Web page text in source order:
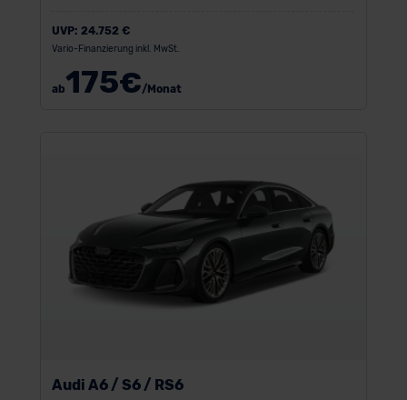
UVP: 24.752 €
Vario-Finanzierung inkl. MwSt.
ab175€/Monat
Audi A6 / S6 / RS6